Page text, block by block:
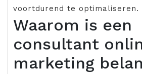
voortdurend te optimaliseren.
Waarom is een
consultant
marketing